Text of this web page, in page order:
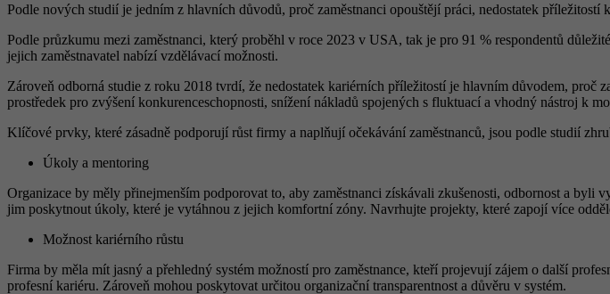
Podle nových studií je jedním z hlavních důvodů, proč zaměstnanci opouštějí práci, nedostatek příležitostí
Podle průzkumu mezi zaměstnanci, který proběhl v roce 2023 v USA, tak je pro 91 % respondentů
jejich zaměstnavatel nabízí vzdělávací možnosti.
Zároveň odborná studie z roku 2018 tvrdí, že nedostatek kariérních příležitostí je hlavním důvodem,
prostředek pro zvýšení konkurenceschopnosti, snížení nákladů spojených s fluktuací a vhodný nástroj k
Klíčové prvky, které zásadně podporují růst firmy a naplňují očekávání zaměstnanců, jsou podle studií
Úkoly a mentoring
Organizace by měly přinejmenším podporovat to, aby zaměstnanci získávali zkušenosti, odbornost a
jim poskytnout úkoly, které je vytáhnou z jejich komfortní zóny. Navrhujte projekty, které zapojí více
Možnost kariérního růstu
Firma by měla mít jasný a přehledný systém možností pro zaměstnance, kteří projevují zájem o další
profesní kariéru. Zároveň mohou poskytovat určitou organizační transparentnost a důvěru v systém.